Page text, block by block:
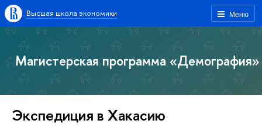
Меню
Высшая школа экономики
Магистерская программа «Демография»
Экспедиция в Хакасию